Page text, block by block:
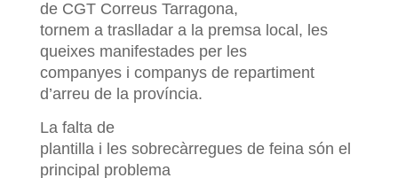
de CGT Correus Tarragona,
tornem a traslladar a la premsa local, les
queixes manifestades per les
companyes i companys de repartiment
d’arreu de la província.
La falta de
plantilla i les sobrecàrregues de feina són el
principal problema